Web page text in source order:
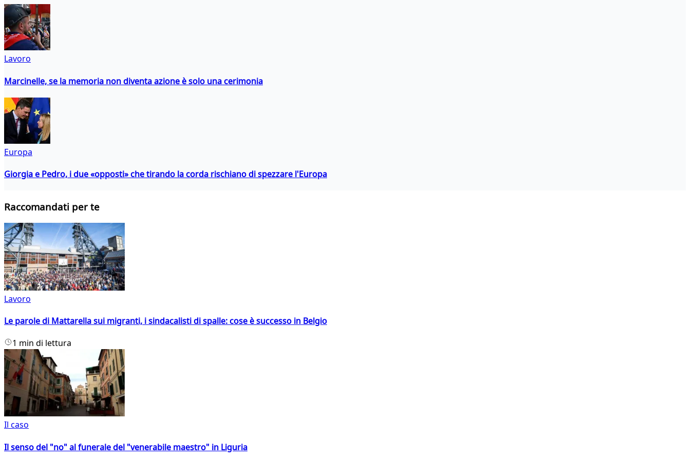
Lavoro
Marcinelle, se la memoria non diventa azione è solo una cerimonia
Europa
Giorgia e Pedro, i due «opposti» che tirando la corda rischiano di spezzare l'Europa
Raccomandati per te
Lavoro
Le parole di Mattarella sui migranti, i sindacalisti di spalle: cose è successo in Belgio
1 min di lettura
Il caso
Il senso del "no" al funerale del "venerabile maestro" in Liguria